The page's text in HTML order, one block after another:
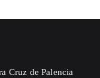
Cruz de Palencia